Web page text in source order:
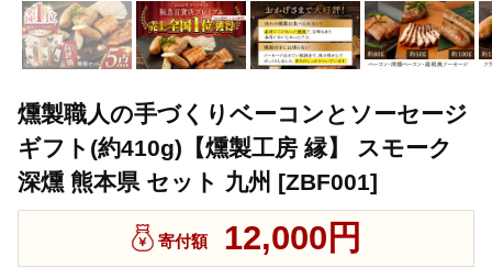
燻製職人の手づくりベーコンとソーセージ
ギフト(約410g)【燻製工房 縁】 スモーク
深燻 熊本県 セット 九州 [ZBF001]
寄付額 12,000円